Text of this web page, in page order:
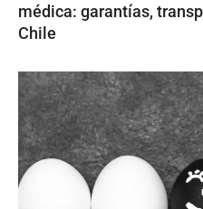
médica: garantías,
Chile